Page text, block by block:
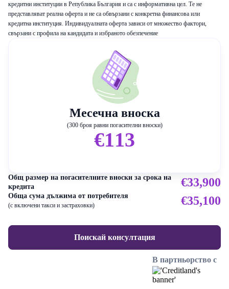
кредитни институции в Република България и са с информативна цел. Те не
представляват реална оферта и не са обвързани с конкретна финансова или
кредитна институция. Индивидуалната оферта зависи от множество фактори,
свързани с профила на кандидата и избраното обезпечение
Месечна вноска
(300 броя равни погасителни вноски)
€113
Общ размер на погасителните вноски за срока на
кредита
€33,900
Обща сума дължима от потребителя
(с включени такси и застраховки) €35,100
Поискай консултация
В партньорство с